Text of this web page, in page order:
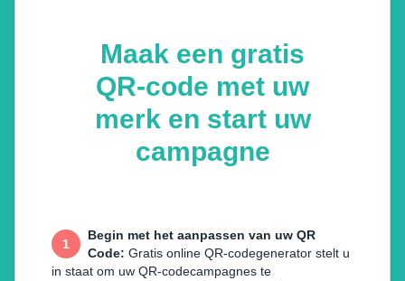
Maak een gratis
QR-code met uw
merk en start uw
campagne
1
Begin met het aanpassen van uw QR
Code: Gratis online QR-codegenerator stelt u
in staat om uw QR-codecampagnes te